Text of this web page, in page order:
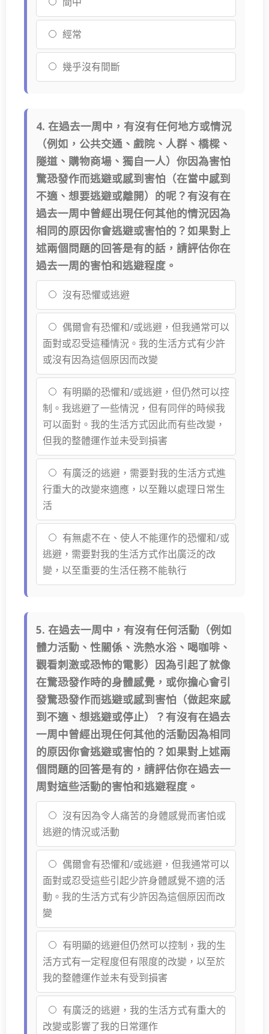
經常
幾乎沒有間斷
4. 在過去一周中，有沒有任何地方或情況
（例如，公共交通、戲院、人群、橋樑、
隧道、購物商場、獨自一人）你因為害怕
驚恐發作而逃避或感到害怕（在當中感到
不適、想要逃避或離開）的呢？有沒有在
過去一周中曾經出現任何其他的情況因為
相同的原因你會逃避或害怕的？如果對上
述兩個問題的回答是有的話，請評估你在
過去一周的害怕和逃避程度。
沒有恐懼或逃避
偶爾會有恐懼和/或逃避，但我通常可以
面對或忍受這種情況。我的生活方式有少許
或沒有因為這個原因而改變
有明顯的恐懼和/或逃避，但仍然可以控
制。我逃避了一些情況，但有同伴的時候我
可以面對。我的生活方式因此而有些改變，
但我的整體運作並未受到損害
有廣泛的逃避，需要對我的生活方式進
行重大的改變來適應，以至難以處理日常生
活
有無處不在、使人不能運作的恐懼和/或
逃避，需要對我的生活方式作出廣泛的改
變，以至重要的生活任務不能執行
5. 在過去一周中，有沒有任何活動（例如
體力活動、性關係、洗熱水浴、喝咖啡、
觀看刺激或恐怖的電影）因為引起了就像
在驚恐發作時的身體感覺，或你擔心會引
發驚恐發作而逃避或感到害怕（做起來感
到不適、想逃避或停止）？有沒有在過去
一周中曾經出現任何其他的活動因為相同
的原因你會逃避或害怕的？如果對上述兩
個問題的回答是有的，請評估你在過去一
周對這些活動的害怕和逃避程度。
沒有因為令人痛苦的身體感覺而害怕或
逃避的情況或活動
偶爾會有恐懼和/或逃避，但我通常可以
面對或忍受這些引起少許身體感覺不適的活
動。我的生活方式有少許因為這個原因而改
變
有明顯的逃避但仍然可以控制，我的生
活方式有一定程度但有限度的改變，以至於
我的整體運作並未有受到損害
有廣泛的逃避，我的生活方式有重大的
改變或影響了我的日常運作